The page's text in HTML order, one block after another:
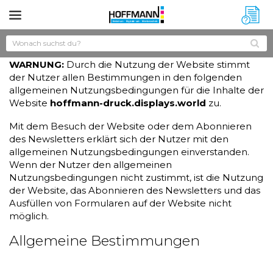
?
WARNUNG: Durch die Nutzung der Website stimmt
der Nutzer allen Bestimmungen in den folgenden
allgemeinen Nutzungsbedingungen für die Inhalte der
Website hoffmann-druck.displays.world zu.
Mit dem Besuch der Website oder dem Abonnieren
des Newsletters erklärt sich der Nutzer mit den
allgemeinen Nutzungsbedingungen einverstanden.
Wenn der Nutzer den allgemeinen
Nutzungsbedingungen nicht zustimmt, ist die Nutzung
der Website, das Abonnieren des Newsletters und das
Ausfüllen von Formularen auf der Website nicht
möglich.
Allgemeine Bestimmungen